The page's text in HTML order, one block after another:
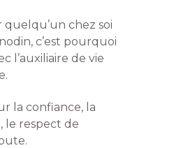
quelqu’un chez soi
c’est pourquoi
l’auxiliaire de vie
la confiance, la
le respect de